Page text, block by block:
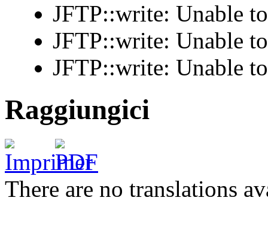
JFTP::write: Unable
JFTP::write: Unable
JFTP::write: Unable
Raggiungici
There are no translations